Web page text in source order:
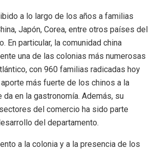
a lo largo de los años a familias
Japón, Corea, entre otros países del
En particular, la comunidad china
una de las colonias más numerosas
con 960 familias radicadas hoy
aporte más fuerte de los chinos a la
da en la gastronomía. Además, su
del comercio ha sido parte
del departamento.
a la colonia y a la presencia de los